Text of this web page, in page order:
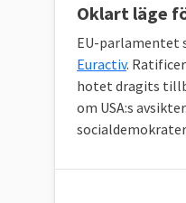
Oklart läge
EU-parlamentet
Euractiv.
hotet dragits
om USA:s